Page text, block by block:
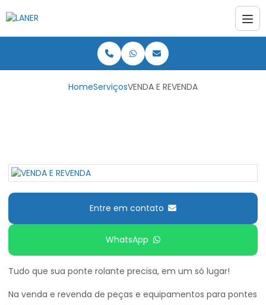
HomeServiçosVENDA E REVENDA
Entre em contato
WhatsApp
Tudo que sua ponte rolante precisa, em um só lugar!
Na venda e revenda de peças e equipamentos para pontes